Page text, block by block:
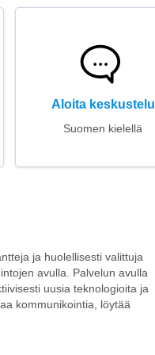
Aloita keskustelu
Suomen kielellä
ja huolellisesti valittuja
avulla. Palvelun avulla
uusia teknologioita ja
kommunikointia, löytää